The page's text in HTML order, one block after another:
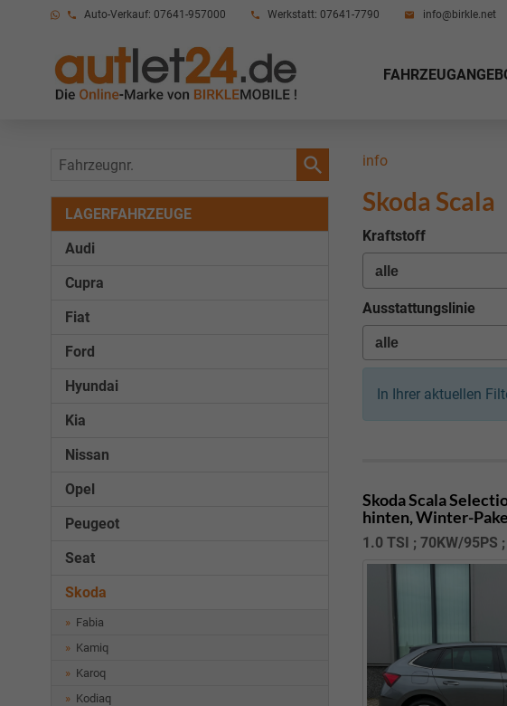
Auto-Verkauf: 07641-957000 Werkstatt: 07641-7790 info@birkle.net
info
Skoda Scala
Kraftstoff
Ausstattungslinie
In Ihrer aktuellen
Skoda Scala
hinten, Winter-
1.0 TSI ; 70KW/95PS
Fahrzeugnr.
LAGERFAHRZEUGE
Audi
Cupra
Fiat
Ford
Hyundai
Kia
Nissan
Opel
Peugeot
Seat
Skoda
Fabia
Kamiq
Karoq
Kodiaq